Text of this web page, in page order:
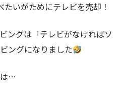
いがためにテレビを売却！
ングは「テレビがなければソ
ングになりました
は…